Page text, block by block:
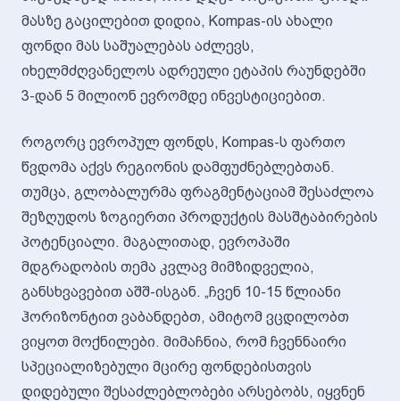
მასზე გაცილებით დიდია, Kompas-ის ახალი
ფონდი მას საშუალებას აძლევს,
იხელმძღვანელოს ადრეული ეტაპის რაუნდებში
3-დან 5 მილიონ ევრომდე ინვესტიციებით.
როგორც ევროპულ ფონდს, Kompas-ს ფართო
წვდომა აქვს რეგიონის დამფუძნებლებთან.
თუმცა, გლობალურმა ფრაგმენტაციამ შესაძლოა
შეზღუდოს ზოგიერთი პროდუქტის მასშტაბირების
პოტენციალი. მაგალითად, ევროპაში
მდგრადობის თემა კვლავ მიმზიდველია,
განსხვავებით აშშ-ისგან. „ჩვენ 10-15 წლიანი
ჰორიზონტით ვაბანდებთ, ამიტომ ვცდილობთ
ვიყოთ მოქნილები. მიმაჩნია, რომ ჩვენნაირი
სპეციალიზებული მცირე ფონდებისთვის
დიდებული შესაძლებლობები არსებობს, იყვნენ